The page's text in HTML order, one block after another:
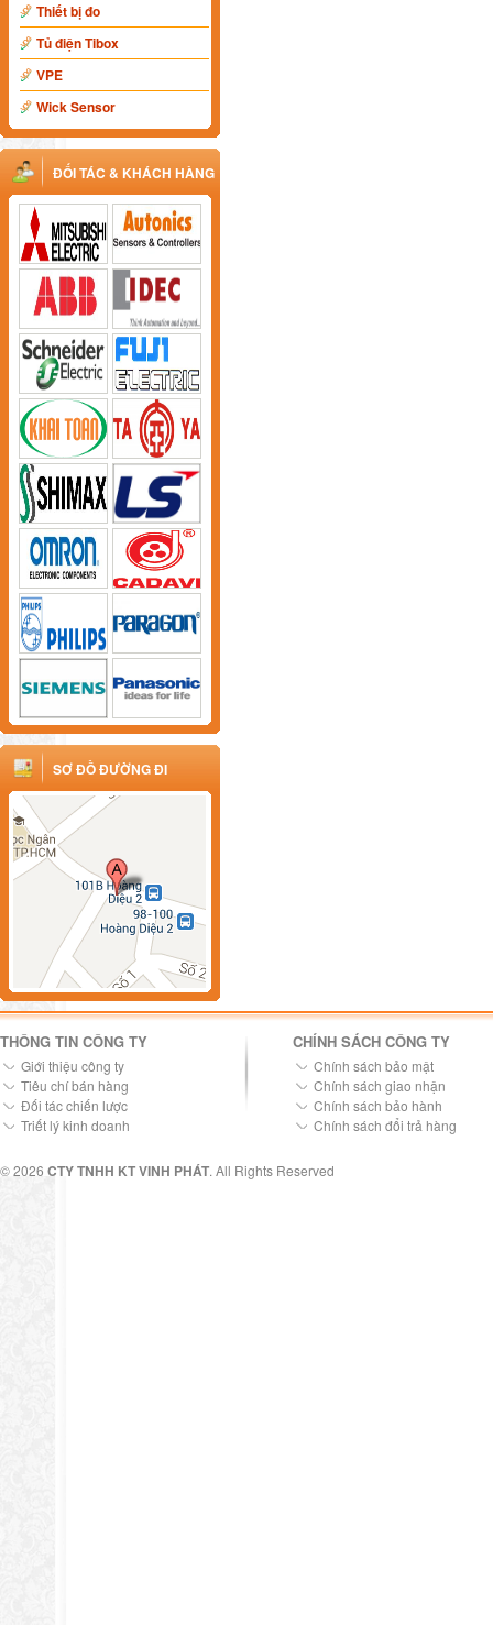
Thiết bị đo
Tủ điện Tibox
VPE
Wick Sensor
ĐỐI TÁC & KHÁCH HÀNG
SƠ ĐỒ ĐƯỜNG ĐI
THÔNG TIN CÔNG TY
Giới thiệu công ty
Tiêu chí bán hàng
Đối tác chiến lược
Triết lý kinh doanh
CHÍNH SÁCH CÔNG TY
Chính sách bảo mật
Chính sách giao nhận
Chính sách bảo hành
Chính sách đổi trả hàng
© 2026 CTY TNHH KT VINH PHÁT. All Rights Reserved